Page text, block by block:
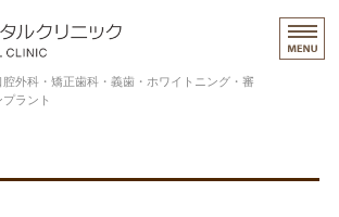
安心してかかれる歯科医
外科・矯正歯科・義歯・ホワイトニング・審
ラント